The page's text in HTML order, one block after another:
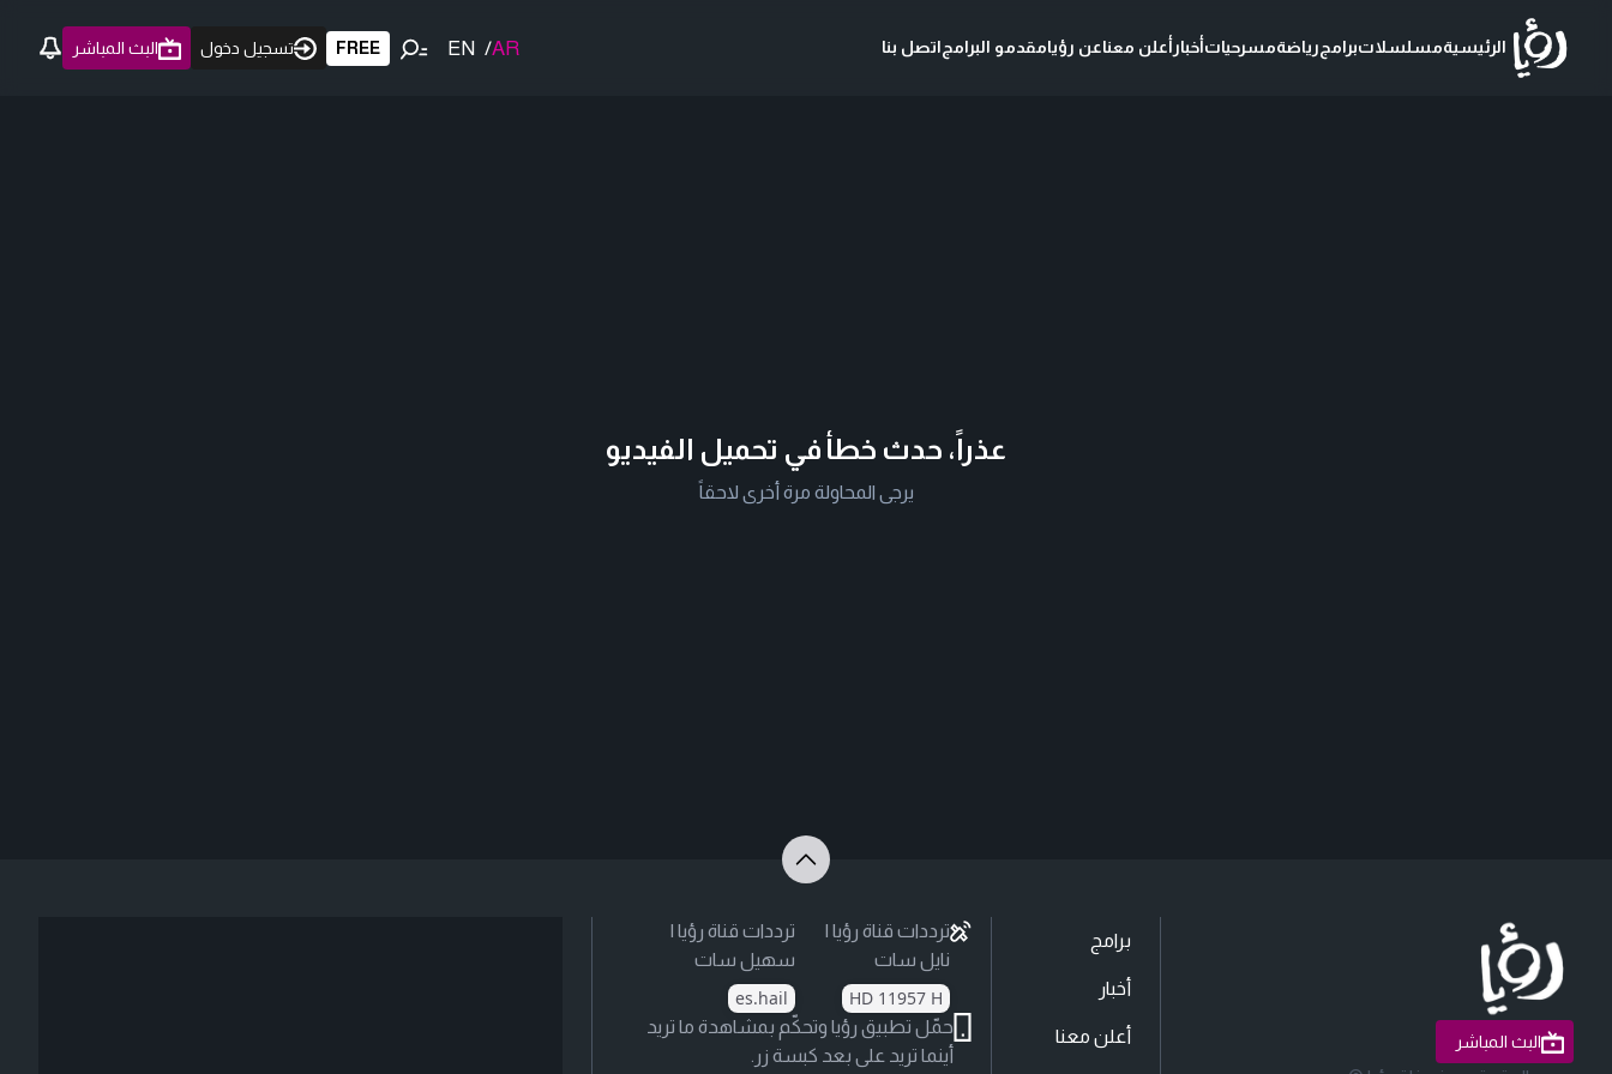
الرئيسيةمسلسلاتبرامجرياضةمسرحياتأخبارأعلن معناعن رؤيامقدمو البرامجاتصل بنا AR
/
EN
FREE تسجيل دخول البث المباشر
عذراً، حدث خطأ في تحميل الفيديو
يرجى المحاولة مرة أخرى لاحقاً
البث المباشر
برامج
أخبار
أعلن معنا
ترددات قناة رؤيا |
نايل سات
HD 11957 H
ترددات قناة رؤيا |
سهيل سات
es.hail
حمّل تطبيق رؤيا وتحكّم بمشاهدة ما تريد
أينما تريد على بعد كبسة زر.